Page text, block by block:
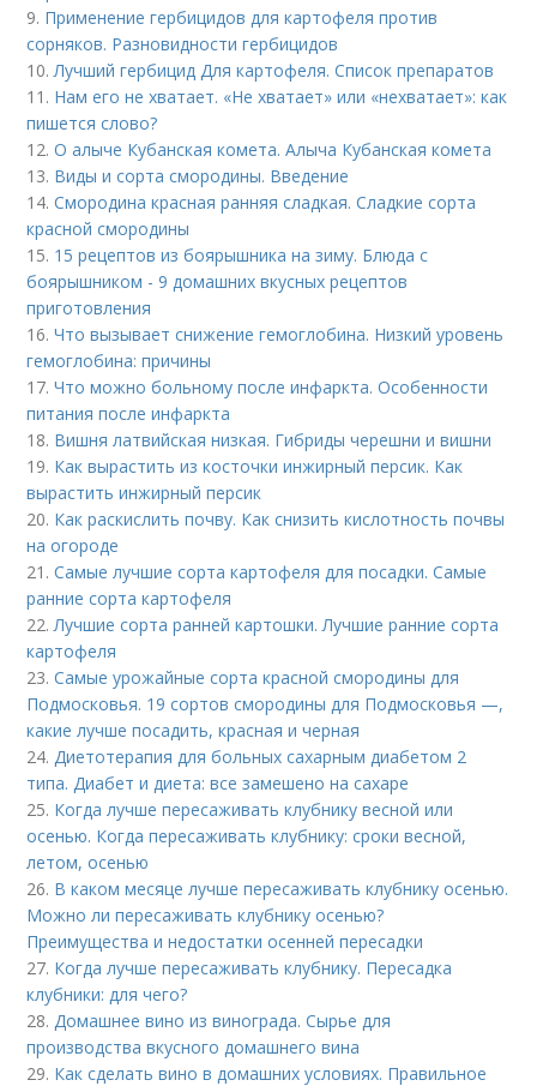
9. Применение гербицидов для картофеля против
сорняков. Разновидности гербицидов
10. Лучший гербицид Для картофеля. Список препаратов
11. Нам его не хватает. «Не хватает» или «нехватает»: как
пишется слово?
12.О алыче Кубанская комета. Алыча Кубанская комета
13. Виды и сорта смородины. Введение
14.Смородина красная ранняя сладкая. Сладкие сорта
красной смородины
15. 15 рецептов из боярышника на зиму. Блюда с
боярышником - 9 домашних вкусных рецептов
приготовления
16.Что вызывает снижение гемоглобина. Низкий уровень
гемоглобина: причины
17.Что можно больному после инфаркта. Особенности
питания после инфаркта
18. Вишня латвийская низкая. Гибриды черешни и вишни
19. Как вырастить из косточки инжирный персик. Как
вырастить инжирный персик
20. Как раскислить почву. Как снизить кислотность почвы
на огороде
21.Самые лучшие сорта картофеля для посадки. Самые
ранние сорта картофеля
22. Лучшие сорта ранней картошки. Лучшие ранние сорта
картофеля
23.Самые урожайные сорта красной смородины для
Подмосковья. 19 сортов смородины для Подмосковья —,
какие лучше посадить, красная и черная
24. Диетотерапия для больных сахарным диабетом 2
типа. Диабет и диета: все замешено на сахаре
25. Когда лучше пересаживать клубнику весной или
осенью. Когда пересаживать клубнику: сроки весной,
летом, осенью
26. В каком месяце лучше пересаживать клубнику осенью.
Можно ли пересаживать клубнику осенью?
Преимущества и недостатки осенней пересадки
27. Когда лучше пересаживать клубнику. Пересадка
клубники: для чего?
28. Домашнее вино из винограда. Сырье для
производства вкусного домашнего вина
29. Как сделать вино в домашних условиях. Правильное